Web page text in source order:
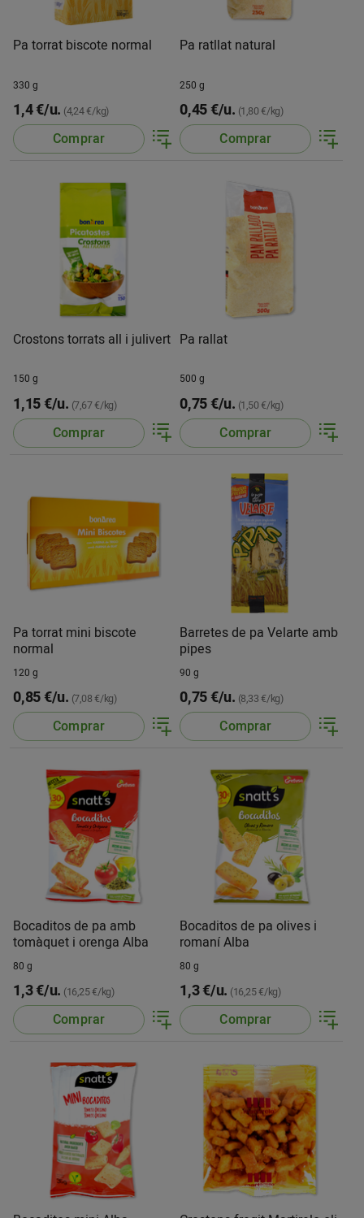
Pa torrat biscote normal
330 g
1,4 €/u. (4,24 €/kg)
Comprar
Pa ratllat natural
250 g
0,45 €/u. (1,80 €/kg)
Comprar
Crostons torrats all i julivert
150 g
1,15 €/u. (7,67 €/kg)
Comprar
Pa rallat
500 g
0,75 €/u. (1,50 €/kg)
Comprar
Pa torrat mini biscote
normal
120 g
0,85 €/u. (7,08 €/kg)
Comprar
Barretes de pa Velarte amb
pipes
90 g
0,75 €/u. (8,33 €/kg)
Comprar
Bocaditos de pa amb
tomàquet i orenga Alba
80 g
1,3 €/u. (16,25 €/kg)
Comprar
Bocaditos de pa olives i
romaní Alba
80 g
1,3 €/u. (16,25 €/kg)
Comprar